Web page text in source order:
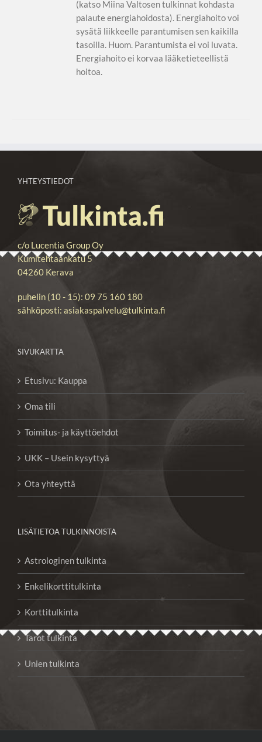
(katso Miina Valtosen tulkinnat kohdasta
palaute energiahoidosta). Energiahoito voi
sysätä liikkeelle parantumisen sen kaikilla
tasoilla. Huom. Parantumista ei voi luvata.
Energiahoito ei korvaa lääketieteellistä
hoitoa.
YHTEYSTIEDOT
c/o Lucentia Group Oy
Kumitehtaankatu 5
04260 Kerava
puhelin (10 - 15): 09 75 160 180
sähköposti: asiakaspalvelu@tulkinta.fi
SIVUKARTTA
Etusivu: Kauppa
Oma tili
Toimitus- ja käyttöehdot
UKK – Usein kysyttyä
Ota yhteyttä
LISÄTIETOA TULKINNOISTA
Astrologinen tulkinta
Enkelikorttitulkinta
Korttitulkinta
Tarot tulkinta
Unien tulkinta